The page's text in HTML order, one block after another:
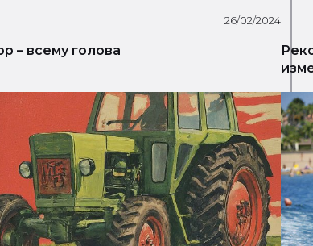
26/02/2024
– всему голова